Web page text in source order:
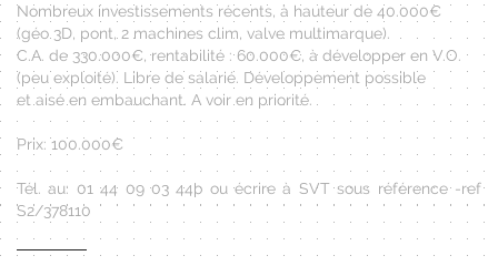
Nombreux investissements récents, à hauteur de 40.000€
(géo 3D, pont, 2 machines clim, valve multimarque).
C.A. de 330.000€, rentabilité : 60.000€, à développer en V.O.
(peu exploité). Libre de salarié. Développement possible
et aisé en embauchant. A voir en priorité.
Prix: 100.000€
Tél. au: 01 44 09 03 44þ ou écrire à SVT sous référence -ref
S2/378110